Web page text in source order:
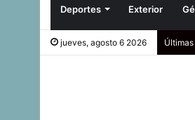
Deportes Exterior
jueves, agosto 6 2026